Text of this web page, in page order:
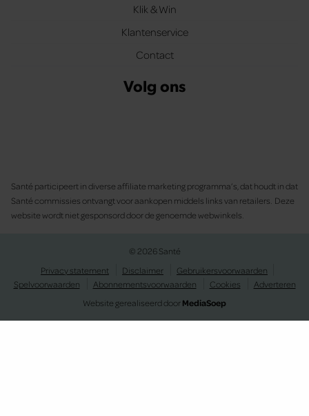
Klik & Win
Klantenservice
Contact
Volg ons
Santé participeert in diverse affiliate marketing programma’s, dat houdt in dat
Santé commissies ontvangt voor aankopen middels links van retailers. Deze
website wordt niet gesponsord door de genoemde webwinkels.
© 2026 Santé
Privacy statement
Disclaimer
Gebruikersvoorwaarden
Spelvoorwaarden
Abonnementsvoorwaarden Cookies
Adverteren
Website gerealiseerd doorMediaSoep